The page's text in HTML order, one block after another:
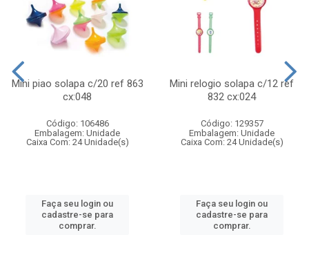
Mini piao solapa c/20 ref 863
cx:048
Código: 106486
Embalagem: Unidade
Caixa Com: 24 Unidade(s)
Faça seu login ou
cadastre-se para
comprar.
Mini relogio solapa c/12 ref
832 cx:024
Código: 129357
Embalagem: Unidade
Caixa Com: 24 Unidade(s)
Faça seu login ou
cadastre-se para
comprar.